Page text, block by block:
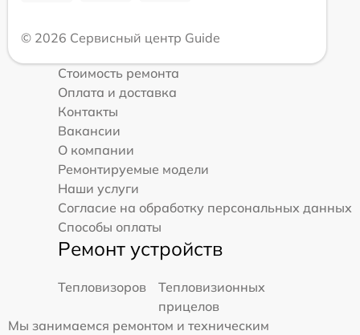
© 2026 Сервисный центр Guide
Стоимость ремонта
Оплата и доставка
Контакты
Вакансии
О компании
Ремонтируемые модели
Наши услуги
Согласие на обработку персональных данных
Способы оплаты
Ремонт устройств
Тепловизоров
Тепловизионных
прицелов
Мы занимаемся ремонтом и техническим